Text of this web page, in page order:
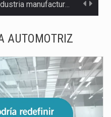
La industria manufacturera de exportación afiliada a Index en Nuevo León ha alcanzado hasta 10%…
El Tribunal Federal de Justicia Administrativa (TFJA), a través de su Segunda Sala Regional en…
El Gobierno de Estados Unidos ha procesado la devolución de aproximadamente 100,000 millones de dólares…
AUTOMOTRIZ